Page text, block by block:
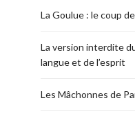
La Goulue : le coup
La version interdite
langue et de l’esprit
Les Mâchonnes de